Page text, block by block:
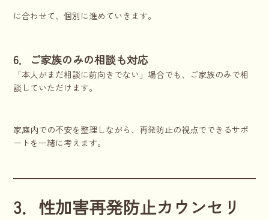
に合わせて、個別に進めていきます。
6．ご家族のみの相談も対応
「本人がまだ相談に前向きでない」場合でも、ご家族のみで相
談していただけます。
家庭内での不安を整理しながら、再発防止の視点でできるサポ
ートを一緒に考えます。
3．性加害再発防止カウンセリ